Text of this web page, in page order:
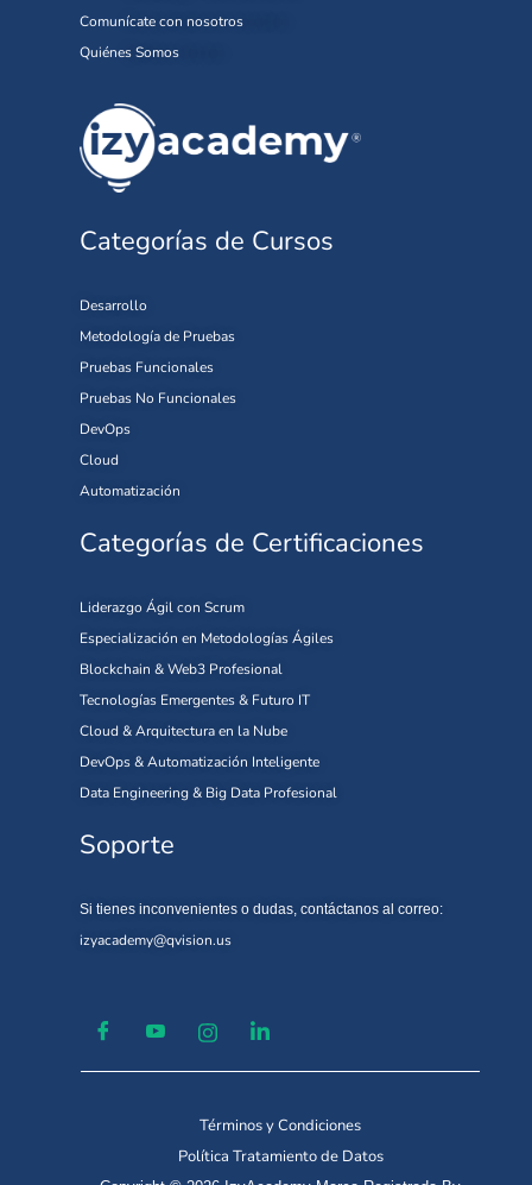
Comunícate con nosotros
Quiénes Somos
Categorías de Cursos
Desarrollo
Metodología de Pruebas
Pruebas Funcionales
Pruebas No Funcionales
DevOps
Cloud
Automatización
Categorías de Certificaciones
Liderazgo Ágil con Scrum
Especialización en Metodologías Ágiles
Blockchain & Web3 Profesional
Tecnologías Emergentes & Futuro IT
Cloud & Arquitectura en la Nube
DevOps & Automatización Inteligente
Data Engineering & Big Data Profesional
Soporte
Si tienes inconvenientes o dudas, contáctanos al correo:
izyacademy@qvision.us
Términos y Condiciones
Política Tratamiento de Datos